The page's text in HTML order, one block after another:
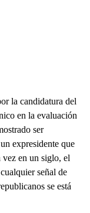
la candidatura del
en la evaluación
ser
expresidente que
vez en un siglo, el
señal de
se está